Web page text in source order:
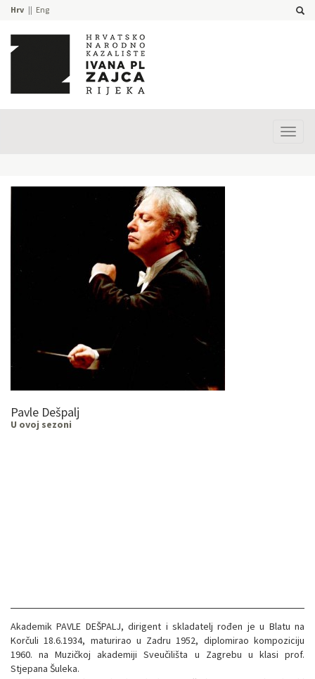
Hrv Eng
Pavle Dešpalj
U ovoj sezoni
Akademik PAVLE DEŠPALJ, dirigent i skladatelj rođen je u Blatu na
Korčuli 18.6.1934, maturirao u Zadru 1952, diplomirao kompoziciju
1960. na Muzičkoj akademiji Sveučilišta u Zagrebu u klasi prof.
Stjepana Šuleka.